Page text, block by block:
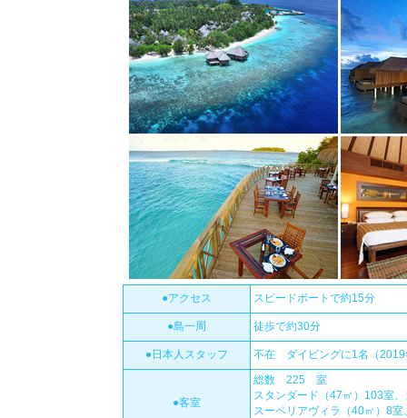
●アクセス スピードボートで約15分
●島一周 徒歩で約30分
●日本人スタッフ 不在 ダイビングに1名（2019
●客室
総数 225 室
スタンダード（47㎡）103室
スーペリアヴィラ（40㎡）8